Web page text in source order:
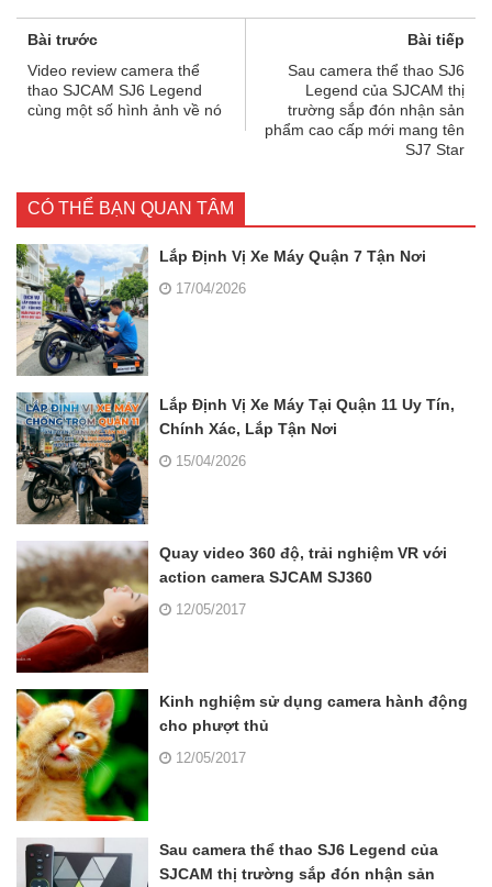
Bài trước
Video review camera thể
thao SJCAM SJ6 Legend
cùng một số hình ảnh về nó
Bài tiếp
Sau camera thể thao SJ6
Legend của SJCAM thị
trường sắp đón nhận sản
phẩm cao cấp mới mang tên
SJ7 Star
CÓ THỂ BẠN QUAN TÂM
Lắp Định Vị Xe Máy Quận 7 Tận Nơi
17/04/2026
Lắp Định Vị Xe Máy Tại Quận 11 Uy Tín,
Chính Xác, Lắp Tận Nơi
15/04/2026
Quay video 360 độ, trải nghiệm VR với
action camera SJCAM SJ360
12/05/2017
Kinh nghiệm sử dụng camera hành động
cho phượt thủ
12/05/2017
Sau camera thể thao SJ6 Legend của
SJCAM thị trường sắp đón nhận sản